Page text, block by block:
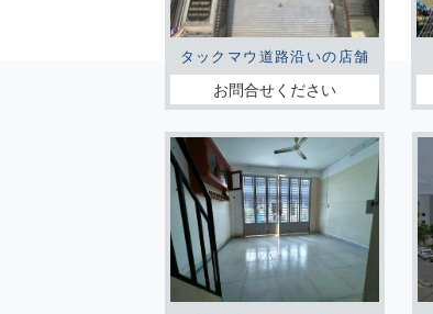
タックマウ道路沿いの店舗
お問合せください